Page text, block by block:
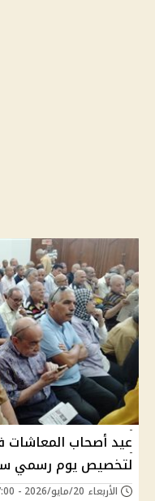
عيد أصحاب المعاشات
لتخصيص يوم رسمي
الأربعاء 20/مايو/2026 - 07:00 ص